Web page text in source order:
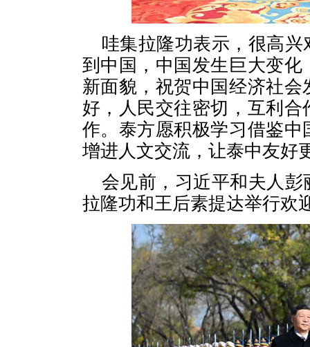
哇集拉隆功表示，很高
到中国，中国发生巨大变
新面貌，祝贺中国经济社
好，人民交往密切，互利
作。泰方愿积极学习借鉴
增进人文交流，让泰中友好
会见前，习近平和夫人
拉隆功和王后素提达举行欢